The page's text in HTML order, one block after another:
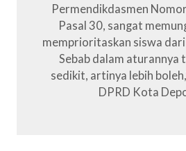
Permendikdasmen
Pasal 30, sangat
memprioritaskan siswa
Sebab dalam aturannya
sedikit, artinya lebih
DPRD Kota